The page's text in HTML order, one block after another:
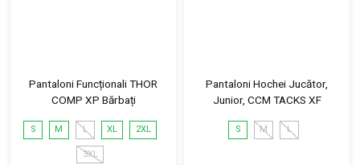
Pantaloni Funcționali THOR
COMP XP Bărbați
S M L XL 2XL
3XL
Pantaloni Hochei Jucător,
Junior, CCM TACKS XF
S M L